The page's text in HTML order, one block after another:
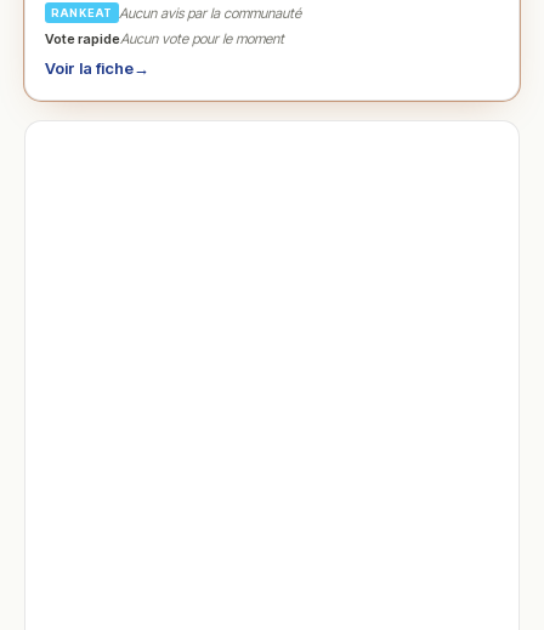
RANKEAT
Aucun avis par la communauté
Vote rapideAucun vote pour le moment
Voir la fiche→